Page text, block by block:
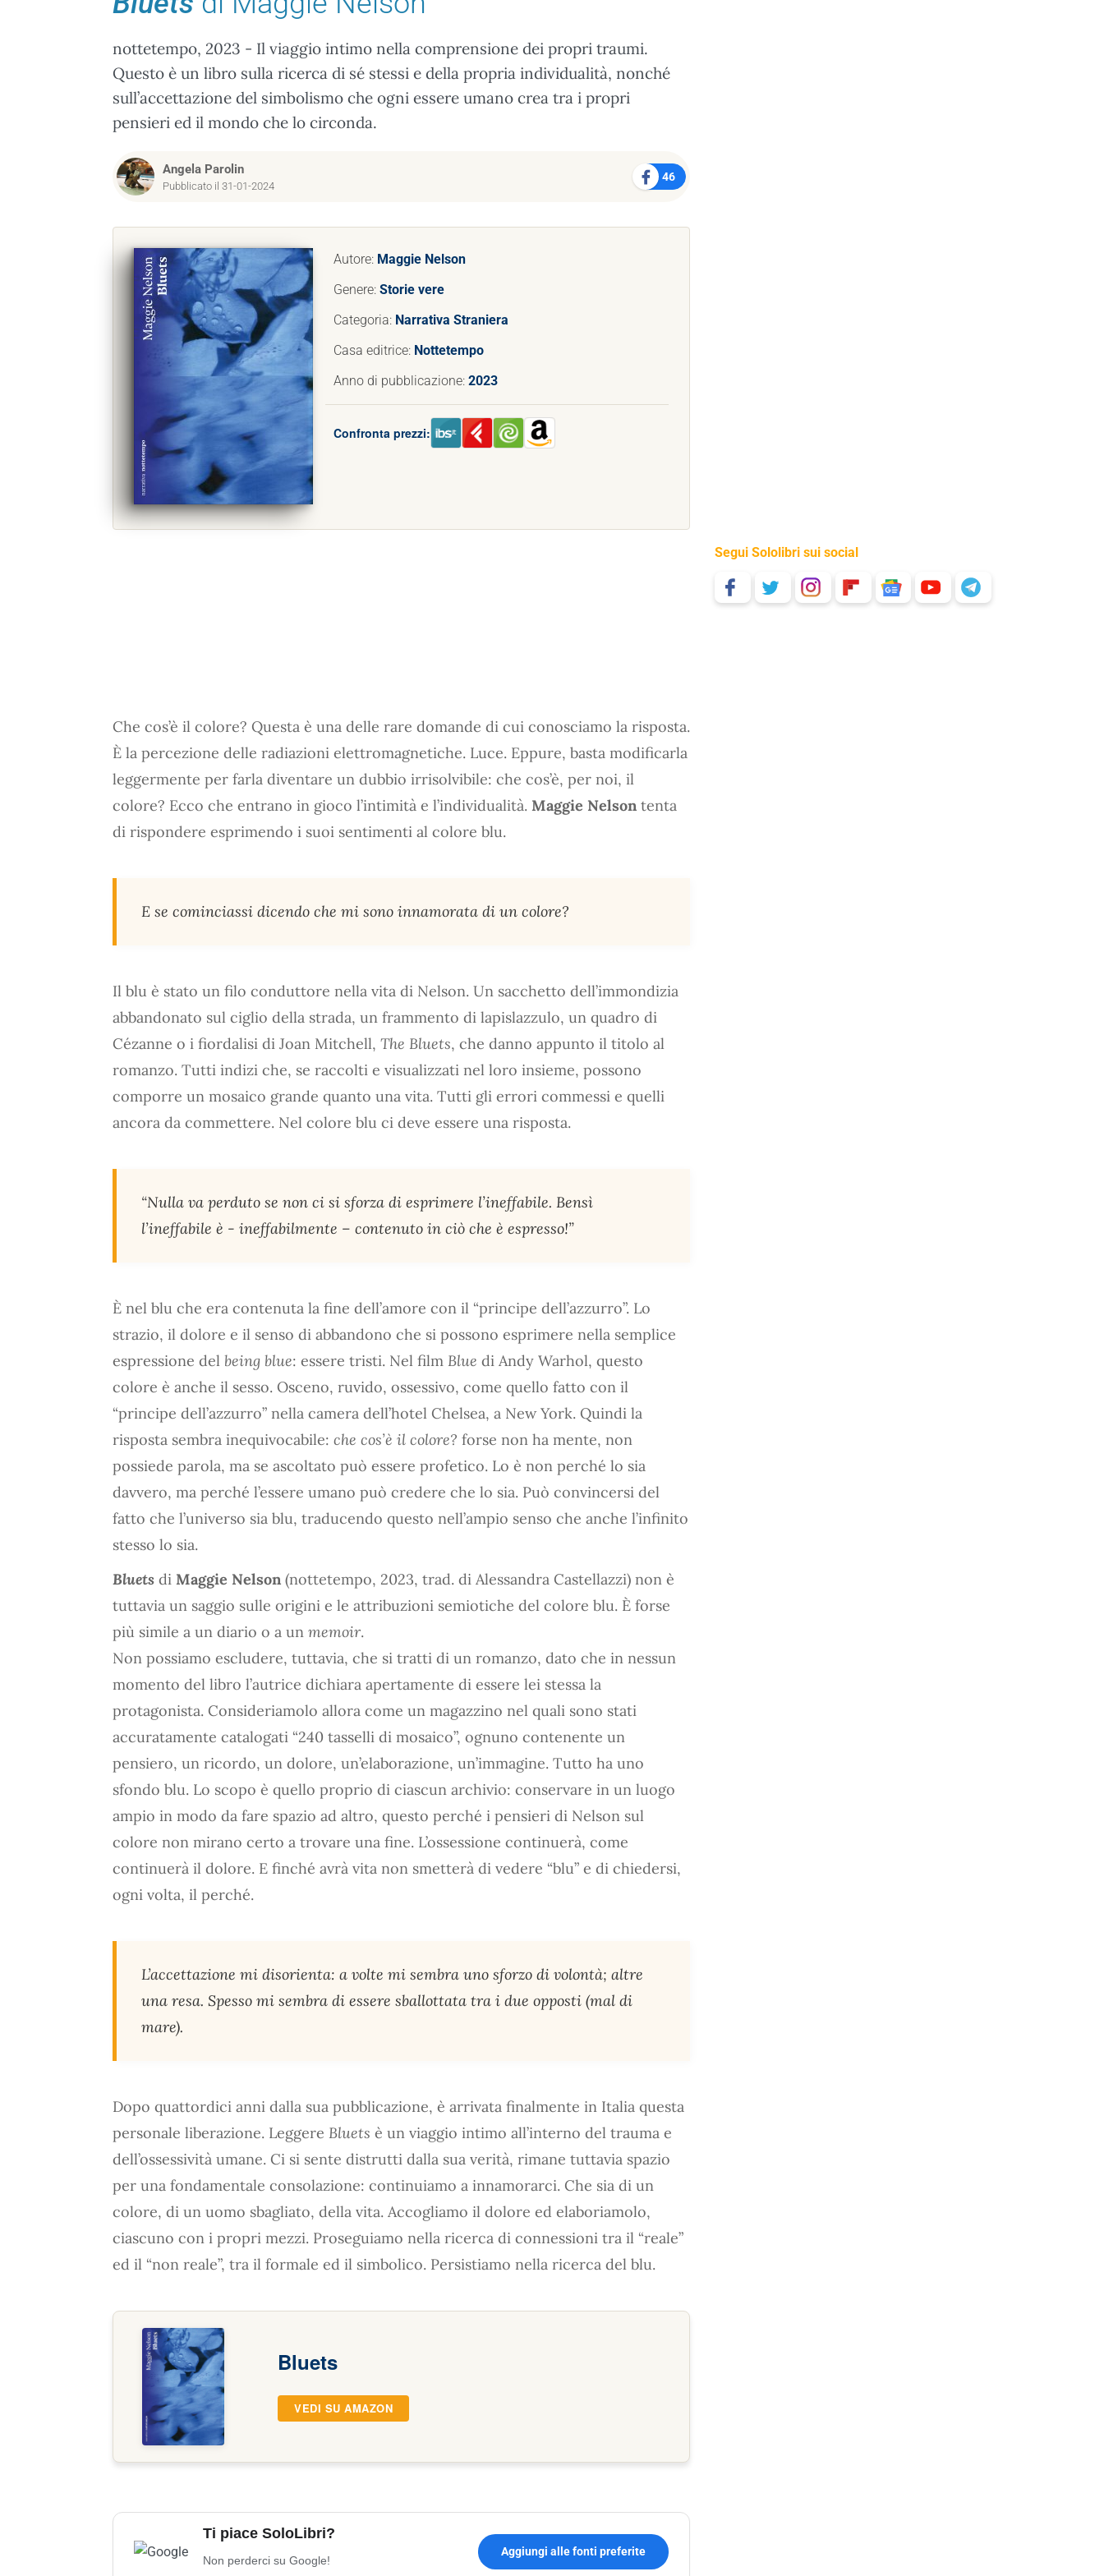
nottetempo, 2023 - Il viaggio intimo nella comprensione dei propri traumi.
Questo è un libro sulla ricerca di sé stessi e della propria individualità, nonché
sull’accettazione del simbolismo che ogni essere umano crea tra i propri
pensieri ed il mondo che lo circonda.
Angela Parolin
Pubblicato il 31-01-2024
46
Autore: Maggie Nelson
Genere: Storie vere
Categoria: Narrativa Straniera
Casa editrice: Nottetempo
Anno di pubblicazione: 2023
Confronta prezzi:
Che cos’è il colore? Questa è una delle rare domande di cui conosciamo la risposta.
È la percezione delle radiazioni elettromagnetiche. Luce. Eppure, basta modificarla
leggermente per farla diventare un dubbio irrisolvibile: che cos’è, per noi, il
colore? Ecco che entrano in gioco l’intimità e l’individualità. Maggie Nelson tenta
di rispondere esprimendo i suoi sentimenti al colore blu.
E se cominciassi dicendo che mi sono innamorata di un colore?
Il blu è stato un filo conduttore nella vita di Nelson. Un sacchetto dell’immondizia
abbandonato sul ciglio della strada, un frammento di lapislazzulo, un quadro di
Cézanne o i fiordalisi di Joan Mitchell, The Bluets, che danno appunto il titolo al
romanzo. Tutti indizi che, se raccolti e visualizzati nel loro insieme, possono
comporre un mosaico grande quanto una vita. Tutti gli errori commessi e quelli
ancora da commettere. Nel colore blu ci deve essere una risposta.
“Nulla va perduto se non ci si sforza di esprimere l’ineffabile. Bensì
l’ineffabile è - ineffabilmente – contenuto in ciò che è espresso!”
È nel blu che era contenuta la fine dell’amore con il “principe dell’azzurro”. Lo
strazio, il dolore e il senso di abbandono che si possono esprimere nella semplice
espressione del being blue: essere tristi. Nel film Blue di Andy Warhol, questo
colore è anche il sesso. Osceno, ruvido, ossessivo, come quello fatto con il
“principe dell’azzurro” nella camera dell’hotel Chelsea, a New York. Quindi la
risposta sembra inequivocabile: che cos’è il colore? forse non ha mente, non
possiede parola, ma se ascoltato può essere profetico. Lo è non perché lo sia
davvero, ma perché l’essere umano può credere che lo sia. Può convincersi del
fatto che l’universo sia blu, traducendo questo nell’ampio senso che anche l’infinito
stesso lo sia.
Bluets di Maggie Nelson (nottetempo, 2023, trad. di Alessandra Castellazzi) non è
tuttavia un saggio sulle origini e le attribuzioni semiotiche del colore blu. È forse
più simile a un diario o a un memoir.
Non possiamo escludere, tuttavia, che si tratti di un romanzo, dato che in nessun
momento del libro l’autrice dichiara apertamente di essere lei stessa la
protagonista. Consideriamolo allora come un magazzino nel quali sono stati
accuratamente catalogati “240 tasselli di mosaico”, ognuno contenente un
pensiero, un ricordo, un dolore, un’elaborazione, un’immagine. Tutto ha uno
sfondo blu. Lo scopo è quello proprio di ciascun archivio: conservare in un luogo
ampio in modo da fare spazio ad altro, questo perché i pensieri di Nelson sul
colore non mirano certo a trovare una fine. L’ossessione continuerà, come
continuerà il dolore. E finché avrà vita non smetterà di vedere “blu” e di chiedersi,
ogni volta, il perché.
L’accettazione mi disorienta: a volte mi sembra uno sforzo di volontà; altre
una resa. Spesso mi sembra di essere sballottata tra i due opposti (mal di
mare).
Dopo quattordici anni dalla sua pubblicazione, è arrivata finalmente in Italia questa
personale liberazione. Leggere Bluets è un viaggio intimo all’interno del trauma e
dell’ossessività umane. Ci si sente distrutti dalla sua verità, rimane tuttavia spazio
per una fondamentale consolazione: continuiamo a innamorarci. Che sia di un
colore, di un uomo sbagliato, della vita. Accogliamo il dolore ed elaboriamolo,
ciascuno con i propri mezzi. Proseguiamo nella ricerca di connessioni tra il “reale”
ed il “non reale”, tra il formale ed il simbolico. Persistiamo nella ricerca del blu.
Bluets
VEDI SU AMAZON
Ti piace SoloLibri?
Non perderci su Google!
Aggiungi alle fonti preferite
Segui Sololibri sui social